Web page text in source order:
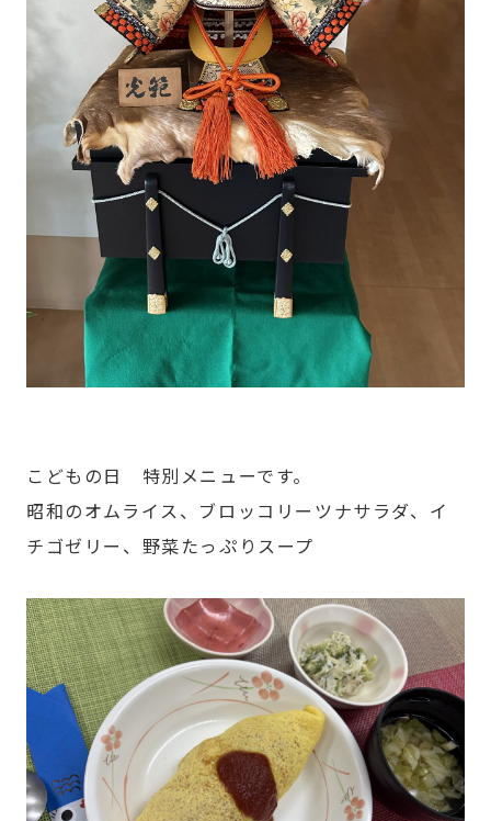
こどもの日 特別メニューです。
昭和のオムライス、ブロッコリーツナサラダ、イ
チゴゼリー、野菜たっぷりスープ